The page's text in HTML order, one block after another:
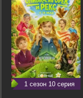
1 сезон 10 серия